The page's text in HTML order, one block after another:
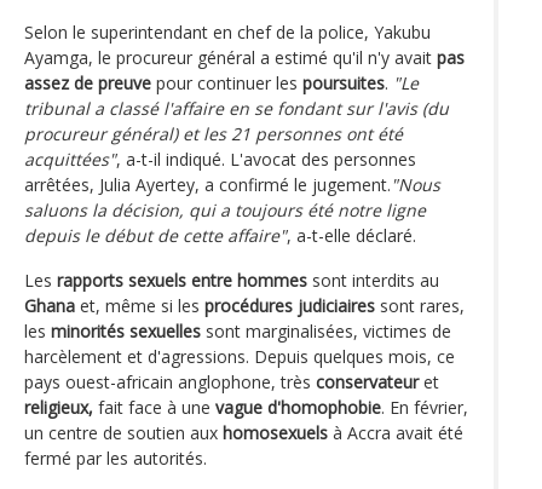
Selon le superintendant en chef de la police, Yakubu
Ayamga, le procureur général a estimé qu'il n'y avait pas
assez de preuve pour continuer les poursuites. "Le
tribunal a classé l'affaire en se fondant sur l'avis (du
procureur général) et les 21 personnes ont été
acquittées", a-t-il indiqué. L'avocat des personnes
arrêtées, Julia Ayertey, a confirmé le jugement. "Nous
saluons la décision, qui a toujours été notre ligne
depuis le début de cette affaire", a-t-elle déclaré.
Les rapports sexuels entre hommes sont interdits au
Ghana et, même si les procédures judiciaires sont rares,
les minorités sexuelles sont marginalisées, victimes de
harcèlement et d'agressions. Depuis quelques mois, ce
pays ouest-africain anglophone, très conservateuret
religieux, fait face à une vague d'homophobie. En février,
un centre de soutien aux homosexuels à Accra avait été
fermé par les autorités.